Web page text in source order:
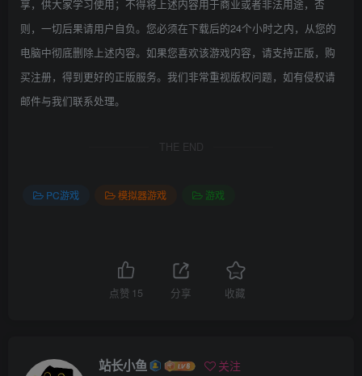
享，供大家学习使用；不得将上述内容用于商业或者非法用途，否
则，一切后果请用户自负。您必须在下载后的24个小时之内，从您的
电脑中彻底删除上述内容。如果您喜欢该游戏内容，请支持正版，购
买注册，得到更好的正版服务。我们非常重视版权问题，如有侵权请
邮件与我们联系处理。
THE END
PC游戏 模拟器游戏 游戏
点赞 15 分享 收藏
站长小鱼 关注